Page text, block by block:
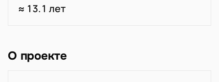
≈ 13.1 лет
О проекте